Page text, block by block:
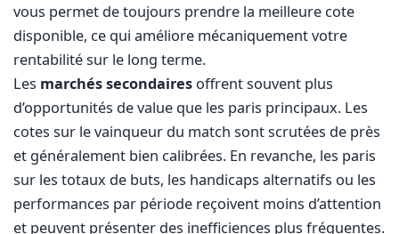
vous permet de toujours prendre la meilleure cote
disponible, ce qui améliore mécaniquement votre
rentabilité sur le long terme.
Les marchés secondaires offrent souvent plus
d’opportunités de value que les paris principaux. Les
cotes sur le vainqueur du match sont scrutées de près
et généralement bien calibrées. En revanche, les paris
sur les totaux de buts, les handicaps alternatifs ou les
performances par période reçoivent moins d’attention
et peuvent présenter des inefficiences plus fréquentes.